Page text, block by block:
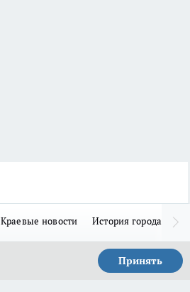
Краевые новости История города Н
Принять